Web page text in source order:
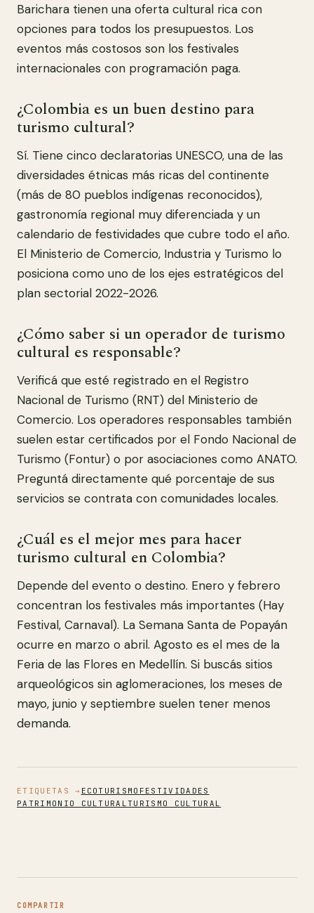
Barichara tienen una oferta cultural rica con
opciones para todos los presupuestos. Los
eventos más costosos son los festivales
internacionales con programación paga.
¿Colombia es un buen destino para
turismo cultural?
Sí. Tiene cinco declaratorias UNESCO, una de las
diversidades étnicas más ricas del continente
(más de 80 pueblos indígenas reconocidos),
gastronomía regional muy diferenciada y un
calendario de festividades que cubre todo el año.
El Ministerio de Comercio, Industria y Turismo lo
posiciona como uno de los ejes estratégicos del
plan sectorial 2022-2026.
¿Cómo saber si un operador de turismo
cultural es responsable?
Verificá que esté registrado en el Registro
Nacional de Turismo (RNT) del Ministerio de
Comercio. Los operadores responsables también
suelen estar certificados por el Fondo Nacional de
Turismo (Fontur) o por asociaciones como ANATO.
Preguntá directamente qué porcentaje de sus
servicios se contrata con comunidades locales.
¿Cuál es el mejor mes para hacer
turismo cultural en Colombia?
Depende del evento o destino. Enero y febrero
concentran los festivales más importantes (Hay
Festival, Carnaval). La Semana Santa de Popayán
ocurre en marzo o abril. Agosto es el mes de la
Feria de las Flores en Medellín. Si buscás sitios
arqueológicos sin aglomeraciones, los meses de
mayo, junio y septiembre suelen tener menos
demanda.
ETIQUETAS → ECOTURISMO FESTIVIDADES
PATRIMONIO CULTURALTURISMO CULTURAL
COMPARTIR